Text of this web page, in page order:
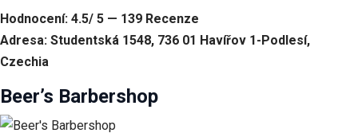
Hodnocení: 4.5/ 5 — 139 Recenze
Adresa: Studentská 1548, 736 01 Havířov 1-Podlesí,
Czechia
Beer’s Barbershop